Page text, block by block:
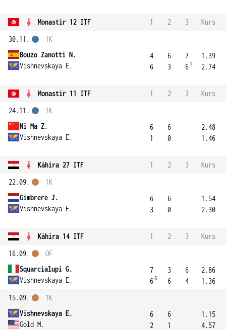
Monastir 12 ITF 1 2 3
Kurs
30.11.
Bouzo Zanotti N.
Vishnevskaya E.
1K
4
6
6
3
7
6 1
1.39
2.74
Monastir 11 ITF 1 2 3
Kurs
24.11.
Ni Ma Z.
Vishnevskaya E.
1K
6
1
6
0
2.48
1.46
Káhira 27 ITF 1 2 3
Kurs
22.09.
Gimbrere J.
Vishnevskaya E.
1K
6
3
6
0
1.54
2.30
Káhira 14 ITF 1 2 3
Kurs
16.09.
Squarcialupi G.
Vishnevskaya E.
OF
7
66
3
6
6
4
2.86
1.36
15.09.
Vishnevskaya E.
Gold M.
1K
6
2
6
1
1.15
4.57